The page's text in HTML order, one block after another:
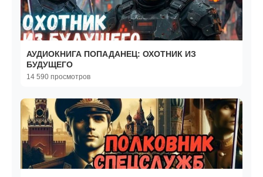
АУДИОКНИГА ПОПАДАНЕЦ: ОХОТНИК ИЗ
БУДУЩЕГО
14 590 просмотров